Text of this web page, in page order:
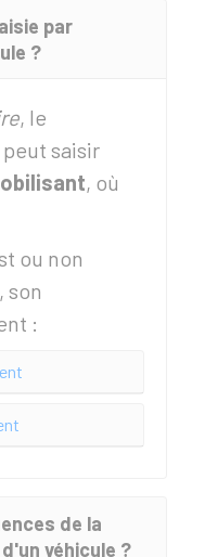
par
?
, le
saisir
, où
ou non
son
:
de la
véhicule ?